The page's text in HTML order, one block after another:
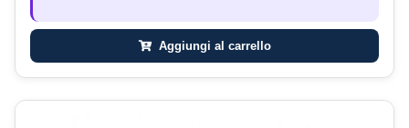
Aggiungi al carrello